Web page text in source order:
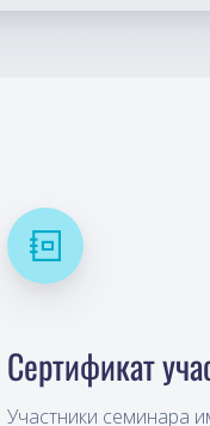
Сертификат
Участники семинара